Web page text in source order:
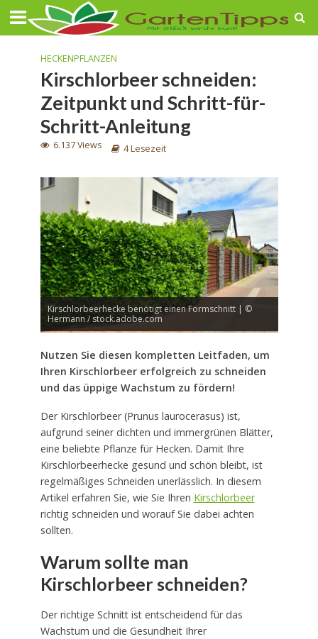
HECKENPFLANZEN
Kirschlorbeer schneiden:
Zeitpunkt und Schritt-für-
Schritt-Anleitung
6.137 Views 4 Lesezeit
Kirschlorbeerhecke benötigt einen Formschnitt | ©
Hermann / stock.adobe.com
Nutzen Sie diesen kompletten Leitfaden, um
Ihren Kirschlorbeer erfolgreich zu schneiden
und das üppige Wachstum zu fördern!
Der Kirschlorbeer (Prunus laurocerasus) ist,
aufgrund seiner dichten und immergrünen Blätter,
eine beliebte Pflanze für Hecken. Damit Ihre
Kirschlorbeerhecke gesund und schön bleibt, ist
regelmäßiges Schneiden unerlässlich. In diesem
Artikel erfahren Sie, wie Sie Ihren Kirschlorbeer
richtig schneiden und worauf Sie dabei achten
sollten.
Warum sollte man
Kirschlorbeer schneiden?
Der richtige Schnitt ist entscheidend für das
Wachstum und die Gesundheit Ihrer